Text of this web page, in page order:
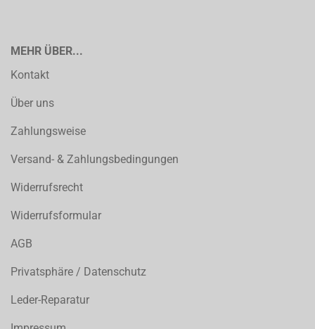
MEHR ÜBER...
Kontakt
Über uns
Zahlungsweise
Versand- & Zahlungsbedingungen
Widerrufsrecht
Widerrufsformular
AGB
Privatsphäre / Datenschutz
Leder-Reparatur